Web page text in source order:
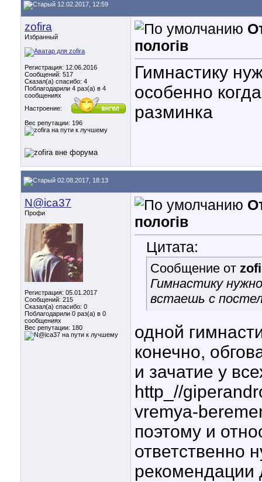
12.02.2017, 12:59
zofira
Избранный
Регистрация: 12.06.2016
Сообщений: 517
Сказал(а) спасибо: 4
Поблагодарили 4 раз(а) в 4
сообщениях
Настроение:
Вес репутации: 196
пологів
Гимнастику
особенно
разминка
02.08.2017, 18:13
N@ica37
Профи
Регистрация: 05.01.2017
Сообщений: 215
Сказал(а) спасибо: 0
Поблагодарили 0 раз(а) в 0
сообщениях
Вес репутации: 180
пологів
Цитата:
Сообщение от
Гимнастику
встаешь с
одной
конечно,
и зачатие у
http_//
vremya-
поэтому и
ответственно
рекомендации